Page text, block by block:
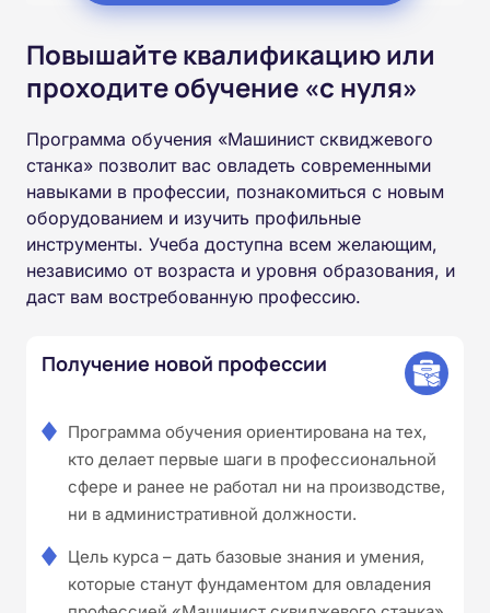
Повышайте квалификацию или
проходите обучение «с нуля»
Программа обучения «Машинист сквиджевого
станка» позволит вас овладеть современными
навыками в профессии, познакомиться с новым
оборудованием и изучить профильные
инструменты. Учеба доступна всем желающим,
независимо от возраста и уровня образования, и
даст вам востребованную профессию.
Получение новой профессии
Программа обучения ориентирована на тех,
кто делает первые шаги в профессиональной
сфере и ранее не работал ни на производстве,
ни в административной должности.
Цель курса – дать базовые знания и умения,
которые станут фундаментом для овладения